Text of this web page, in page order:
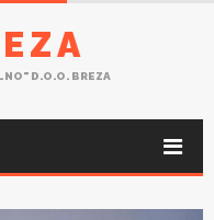
D.O.O. BREZA